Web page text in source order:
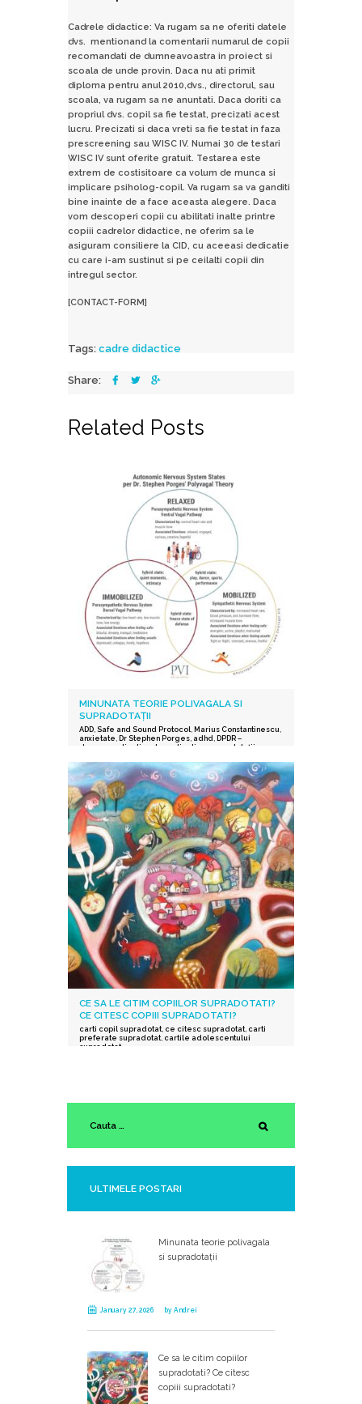
Cadrele didactice: Va rugam sa ne oferiti datele
dvs. mentionand la comentarii numarul de copii
recomandati de dumneavoastra in proiect si
scoala de unde provin. Daca nu ati primit
diploma pentru anul 2010,dvs., directorul, sau
scoala, va rugam sa ne anuntati. Daca doriti ca
propriul dvs. copil sa fie testat, precizati acest
lucru. Precizati si daca vreti sa fie testat in faza
prescreening sau WISC IV. Numai 30 de testari
WISC IV sunt oferite gratuit. Testarea este
extrem de costisitoare ca volum de munca si
implicare psiholog-copil. Va rugam sa va ganditi
bine inainte de a face aceasta alegere. Daca
vom descoperi copii cu abilitati inalte printre
copiii cadrelor didactice, ne oferim sa le
asiguram consiliere la CID, cu aceeasi dedicatie
cu care i-am sustinut si pe ceilalti copii din
intregul sector.
[CONTACT-FORM]
Tags: cadre didactice
Share:
Related Posts
MINUNATA TEORIE POLIVAGALA SI
SUPRADOTAȚII
ADD, Safe and Sound Protocol Marius Constantinescu
anxietate Dr Stephen Porges, adhd DPDR –
depersonalization derealization
supradotații.
supraexcitabilitate supradotati,Protocolul Safe and
Sound
,procesarea senzorială și auditorie
supradotati,Editura Herald,teoria polivagala,
Vindecare in ritmul tau,TSA
CE SA LE CITIM COPIILOR SUPRADOTATI?
CE CITESC COPIII SUPRADOTATI?
carti copil supradotat, ce citesc supradotat, carti
preferate supradotat, cartile adolescentului
supradotat
ULTIMELE POSTARI
Minunata teorie polivagala
si supradotații
January 27, 2026 byAndrei
Ce sa le citim copiilor
supradotati? Ce citesc
copiii supradotati?